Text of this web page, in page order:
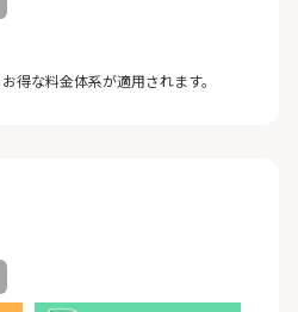
得な料金体系が適用されます。